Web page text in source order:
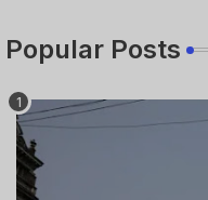
Popular Posts